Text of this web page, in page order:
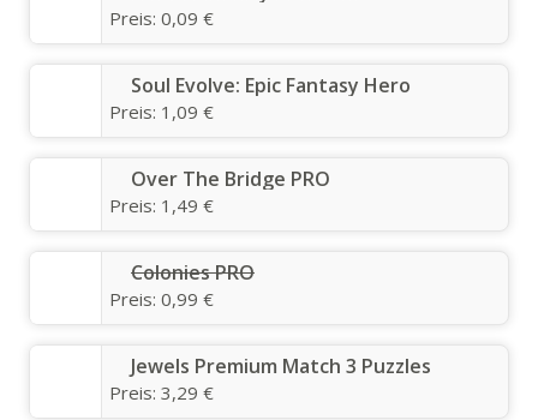
Preis: 0,09 €
Soul Evolve: Epic Fantasy Hero
Preis: 1,09 €
Over The Bridge PRO
Preis: 1,49 €
Colonies PRO
Preis: 0,99 €
Jewels Premium Match 3 Puzzles
Preis: 3,29 €